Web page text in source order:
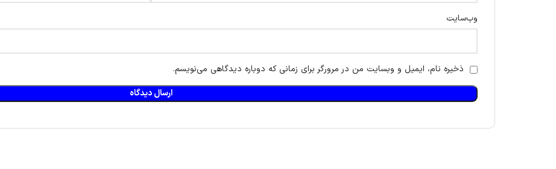
وب‌سایت
ذخیره نام، ایمیل و وبسایت من در مرورگر برای زمانی که دوباره دیدگاهی می‌نویسم.